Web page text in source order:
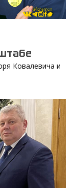
Ковалевича и